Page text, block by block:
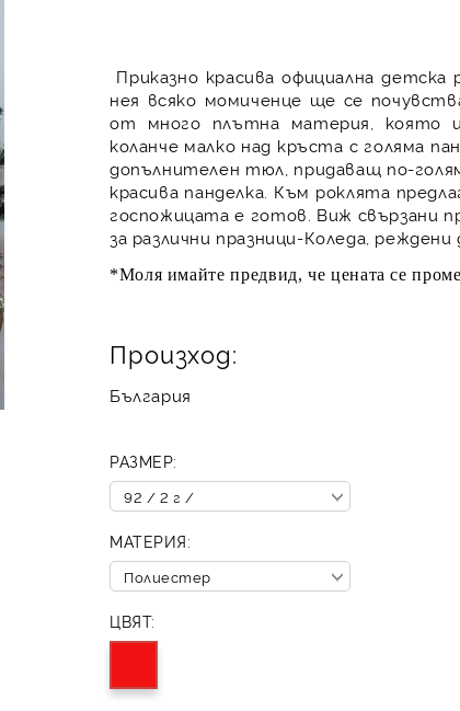
Приказно красива официална
нея всяко момиченце ще се
от много плътна материя, която
коланче малко над кръста с голяма
допълнителен тюл, придаващ по-
красива панделка. Към роклята
госпожицата е готов. Виж свързани
за различни празници-Коледа,
*Моля имайте предвид, че цената се
Произход:
България
РАЗМЕР:
МАТЕРИЯ:
ЦВЯТ: